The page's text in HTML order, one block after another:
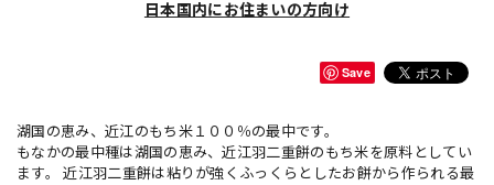
日本国内にお住まいの方向け
Save
湖国の恵み、近江のもち米１００％の最中です。
もなかの最中種は湖国の恵み、近江羽二重餅のもち米を原料としてい
ます。 近江羽二重餅は粘りが強くふっくらとしたお餅から作られる最